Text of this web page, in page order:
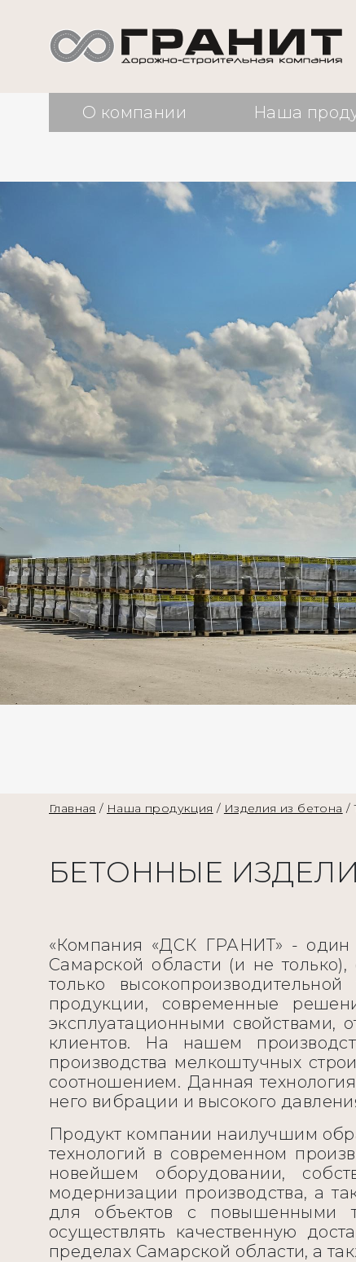
О компании Наша
Главная / Наша продукция / Изделия из бетона /
БЕТОННЫЕ
«Компания «ДСК ГРАНИТ» - один
Самарской области (и не
только
продукции, современные
эксплуатационными свойствами,
клиентов. На нашем
производства мелкоштучных
соотношением. Данная
него вибрации и высокого
Продукт компании наилучшим
технологий в современном
новейшем оборудовании,
модернизации производства, а
для объектов с повышенными
осуществлять качественную
пределах Самарской области, а